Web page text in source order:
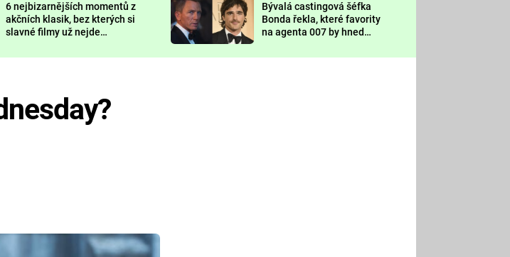
DEADPOOL
Sledujte nás
6 nejbizarnějších momentů z
akčních klasik, bez kterých si
slavné filmy už nejde
Bývalá castingová šéfka
Bonda řekla, které favority
na agenta 007 by hned